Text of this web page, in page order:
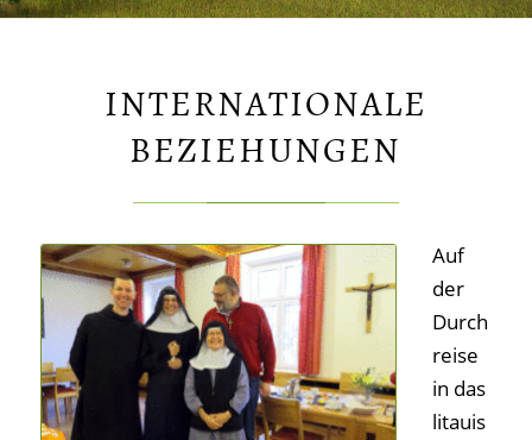
INTERNATIONALE
BEZIEHUNGEN
Auf
der
Durch
reise
in das
litauis